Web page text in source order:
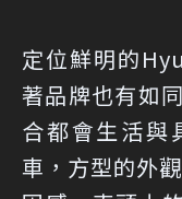
定位鮮明的
著品牌也有如同
合都會生活與
車，方型的外